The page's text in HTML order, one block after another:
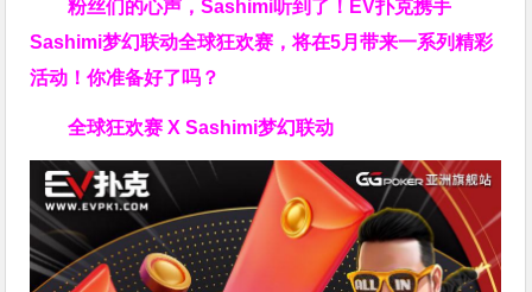
粉丝们的心声，Sashimi听到了！EV扑克携手
Sashimi梦幻联动全球狂欢赛，将在5月带来一系列精彩
活动！你准备好了吗？
全球狂欢赛 X Sashimi梦幻联动